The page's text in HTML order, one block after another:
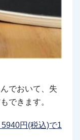
でおいて、失
できます。
円(税込)で1